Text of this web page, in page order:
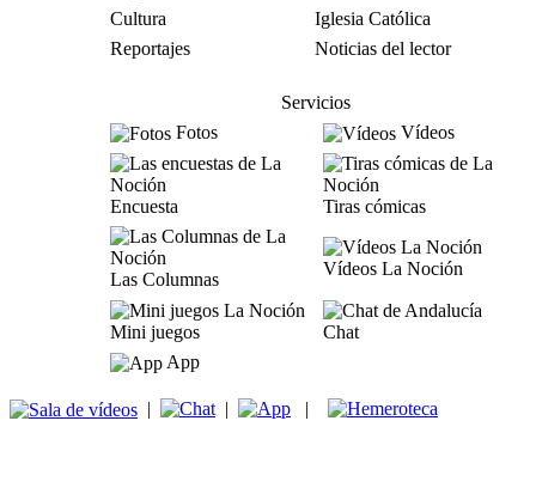
Cultura
Iglesia Católica
Reportajes
Noticias del lector
Servicios
Fotos
Vídeos
Encuesta Tiras cómicas
Las Columnas
Vídeos La Noción
Mini juegos
Chat
App
| | |